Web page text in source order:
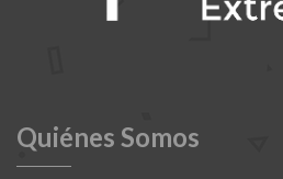
Quiénes Somos